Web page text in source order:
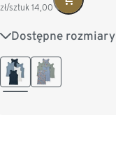
zł/sztuk 14,00
Dostępne rozmiary
86/92 98/104
110/116